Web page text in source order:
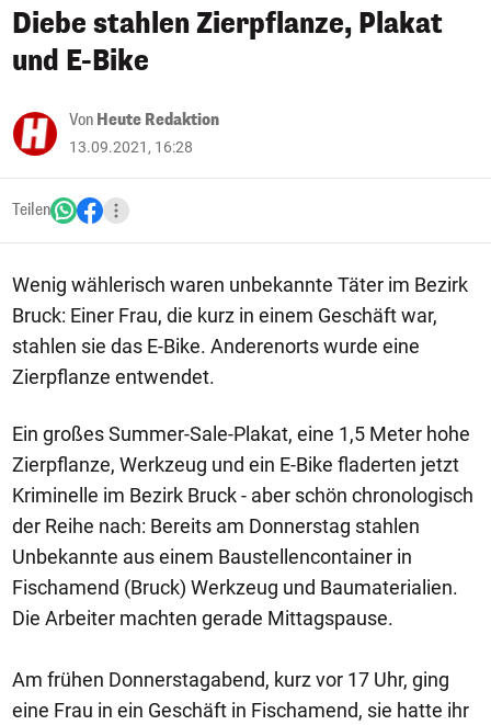
Diebe stahlen Zierpflanze, Plakat
und E-Bike
Von Heute Redaktion
13.09.2021, 16:28
Teilen
Wenig wählerisch waren unbekannte Täter im Bezirk
Bruck: Einer Frau, die kurz in einem Geschäft war,
stahlen sie das E-Bike. Anderenorts wurde eine
Zierpflanze entwendet.
Ein großes Summer-Sale-Plakat, eine 1,5 Meter hohe
Zierpflanze, Werkzeug und ein E-Bike fladerten jetzt
Kriminelle im Bezirk Bruck - aber schön chronologisch
der Reihe nach: Bereits am Donnerstag stahlen
Unbekannte aus einem Baustellencontainer in
Fischamend (Bruck) Werkzeug und Baumaterialien.
Die Arbeiter machten gerade Mittagspause.
Am frühen Donnerstagabend, kurz vor 17 Uhr, ging
eine Frau in ein Geschäft in Fischamend, sie hatte ihr